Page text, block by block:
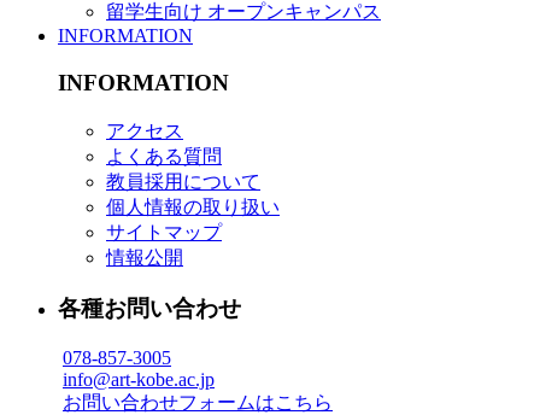
留学生向け オープンキャンパス
INFORMATION
INFORMATION
アクセス
よくある質問
教員採用について
個人情報の取り扱い
サイトマップ
情報公開
各種お問い合わせ
078-857-3005
info@art-kobe.ac.jp
お問い合わせフォームはこちら